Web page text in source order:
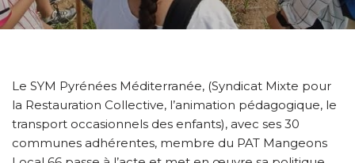
Le SYM Pyrénées Méditerranée, (Syndicat Mixte pour
la Restauration Collective, l’animation pédagogique, le
transport occasionnels des enfants), avec ses 30
communes adhérentes, membre du PAT Mangeons